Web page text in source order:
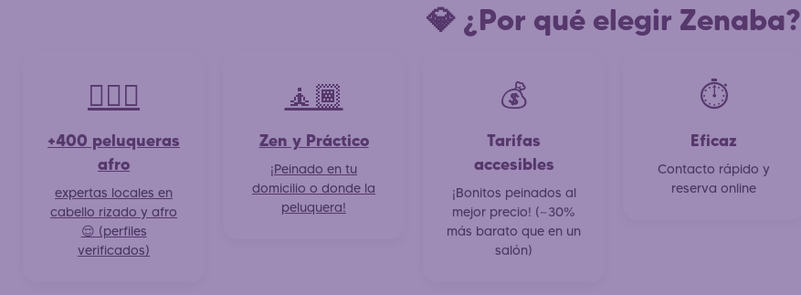
💎 ¿Por qué elegir Zenaba?
💇🏽‍♀️
+400 peluqueras
afro
expertas locales en
cabello rizado y afro
😌 (perfiles
verificados)
🧘🏾
Zen y Práctico
¡Peinado en tu
domicilio o donde la
peluquera!
💰
Tarifas
accesibles
¡Bonitos peinados al
mejor precio! (~30%
más barato que en un
salón)
⏱️
Eficaz
Contacto rápido y
reserva online